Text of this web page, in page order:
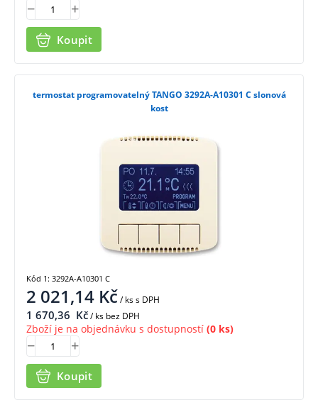
Koupit
termostat programovatelný TANGO 3292A-A10301 C slonová
kost
2 021,14 Kč/ kss DPH
1 670,36 Kč/ ks bez DPH
Zboží je na objednávku s dostupností (0 ks)
Koupit
Kód 1: 3292A-A10301 C